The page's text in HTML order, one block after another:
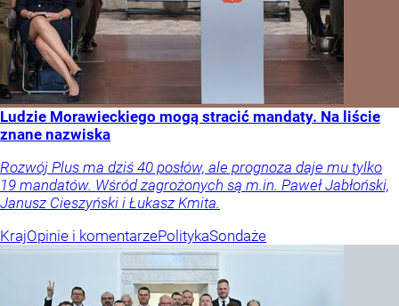
Ludzie Morawieckiego mogą stracić mandaty. Na liście
znane nazwiska
Rozwój Plus ma dziś 40 posłów, ale prognoza daje mu tylko
19 mandatów. Wśród zagrożonych są m.in. Paweł Jabłoński,
Janusz Cieszyński i Łukasz Kmita.
KrajOpinie i komentarzePolitykaSondaże